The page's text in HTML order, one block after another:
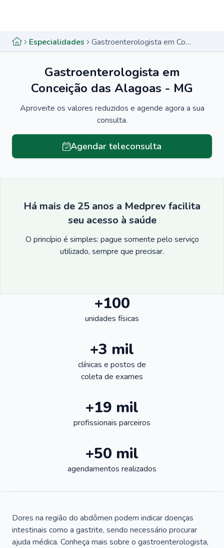
Especialidades Gastroenterologista em Conceição das Alagoas - MG
Gastroenterologista em
Conceição das Alagoas - MG
Aproveite os valores reduzidos e agende agora a sua
consulta.
Agendar teleconsulta
Há mais de 25 anos a Medprev facilita
seu acesso à saúde
O princípio é simples: pague somente pelo serviço
utilizado, sempre que precisar.
+100
unidades físicas
+3 mil
clínicas e postos de
coleta de exames
+19 mil
profissionais parceiros
+50 mil
agendamentos realizados
Dores na região do abdômen podem indicar doenças
intestinais como a gastrite, sendo necessário procurar
ajuda médica. Conheça mais sobre o gastroenterologista,